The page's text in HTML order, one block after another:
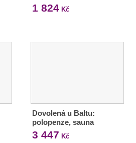
1 824Kč
Dovolená u Baltu:
polopenze, sauna
3 447 Kč